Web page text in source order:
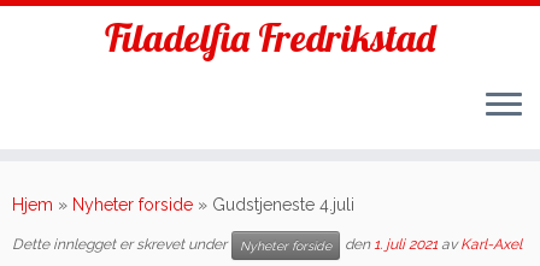
to
Filadelfia Fredrikstad
Hjem » Nyheter forside » Gudstjeneste 4.juli
Dette innlegget er skrevet under Nyheter forside den 1. juli 2021 avKarl-Axel